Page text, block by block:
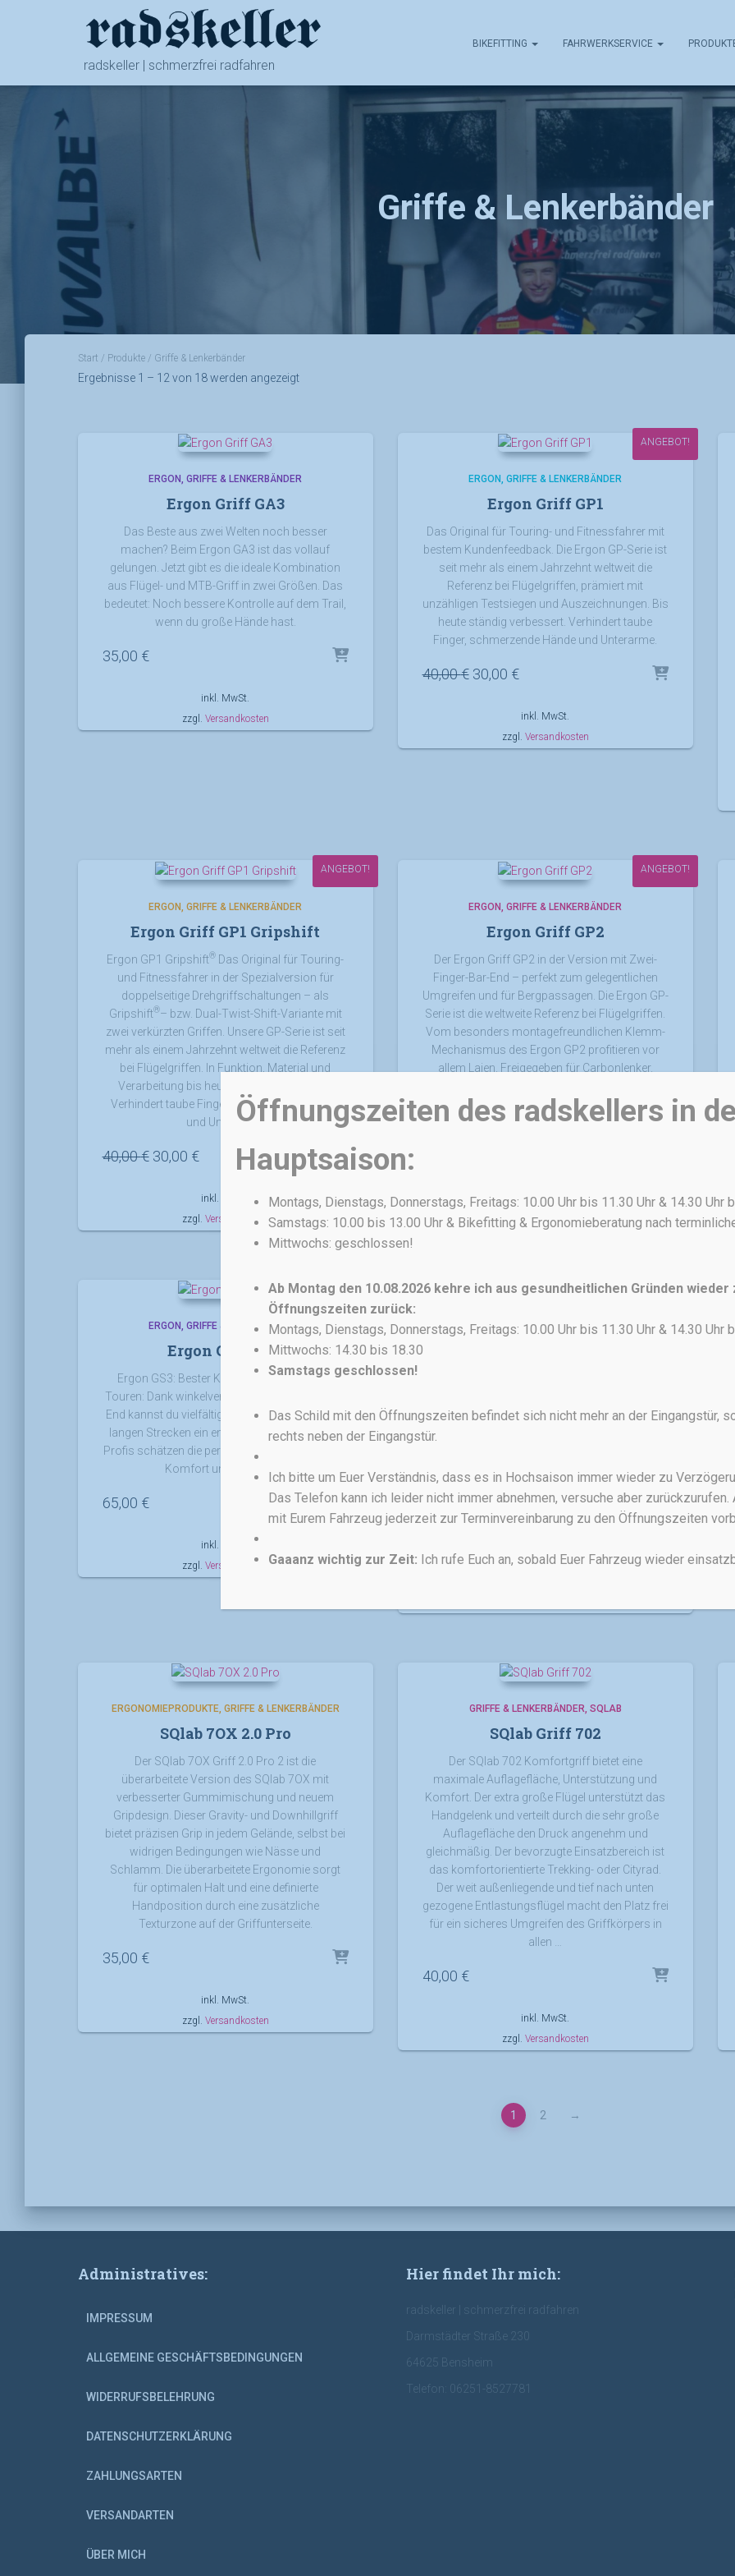
radskeller | schmerzfrei radfahren
BIKEFITTING FAHRWERKSERVICE
Griffe & Lenkerbänder
Start / Produkte/ Griffe & Lenkerbänder
Ergebnisse 1 – 12 von 18 werden angezeigt
ERGON GRIFFE & LENKERBÄNDER
Ergon Griff GA3
Das Beste aus zwei Welten noch besser
machen? Beim Ergon GA3 ist das vollauf
gelungen. Jetzt gibt es die ideale Kombination
aus Flügel- und MTB-Griff in zwei Größen. Das
bedeutet: Noch bessere Kontrolle auf dem Trail,
wenn du große Hände hast.
35,00 €
inkl. MwSt.
zzgl. Versandkosten
ANGEBOT!
ERGON GRIFFE & LENKERBÄNDER
Ergon Griff GP1
Das Original für Touring- und Fitnessfahrer mit
bestem Kundenfeedback. Die Ergon GP-Serie ist
seit mehr als einem Jahrzehnt weltweit die
Referenz bei Flügelgriffen, prämiert mit
unzähligen Testsiegen und Auszeichnungen. Bis
heute ständig verbessert. Verhindert taube
Finger, schmerzende Hände und Unterarme.
40,00€ Ursprünglicher
30,00 €Aktueller
ist:
30,00 €.
inkl. MwSt.
zzgl. Versandkosten
ANGEBOT!
ERGON GRIFFE & LENKERBÄNDER
Ergon Griff GP1 Gripshift
Ergon GP1 Gripshift® Das Original für Touring-
und Fitnessfahrer in der Spezialversion für
doppelseitige Drehgriffschaltungen – als
Gripshift®– bzw. Dual-Twist-Shift-Variante mit
zwei verkürzten Griffen. Unsere GP-Serie ist seit
mehr als einem Jahrzehnt weltweit die Referenz
bei Flügelgriffen. In Funktion, Material und
Verarbeitung bis heute ständig verbessert.
Verhindert taube Finger, schmerzende Hände
und Unterarme.
40,00€ Ursprünglicher
30,00 €Aktueller
ist:
30,00 €.
inkl. MwSt.
zzgl. Versandkosten
ANGEBOT!
ERGON GRIFFE & LENKERBÄNDER
Ergon Griff GP2
Der Ergon Griff GP2 in der Version mit Zwei-
Finger-Bar-End – perfekt zum gelegentlichen
Umgreifen und für Bergpassagen. Die Ergon GP-
Serie ist die weltweite Referenz bei Flügelgriffen.
Vom besonders montagefreundlichen Klemm-
Mechanismus des Ergon GP2 profitieren vor
allem Laien. Freigegeben für Carbonlenker.
50,00 €Ursprünglicher
Preis
40,00 €Aktueller
Preis
ERGON GRIFFE & LENKERBÄNDER
Ergon Griff GS3
Ergon GS3: Bester Komfort auf Marathon-
Touren: Dank winkelverstellbarem 3-Finger-Bar-
End kannst du vielfältig umgreifen – gerade auf
langen Strecken ein enormes Plus. Auch Top-
Profis schätzen die perfekten Balance zwischen
Komfort und Leichtbau.
65,00 €
inkl. MwSt.
zzgl. Versandkosten
ERGONOMIEPRODUKTE GRIFFE & LENKERBÄNDER
gerecht wird. So sind die SQlab Griffe 7½ nicht
nur in der Länge, sondern auch im Umfang an
sie perfekt in jede kleine Hand und bieten so die
optimale Kontrolle und Sicherheit. …
ERGONOMIEPRODUKTE GRIFFE & LENKERBÄNDER
SQlab 7OX 2.0 Pro
Der SQlab 7OX Griff 2.0 Pro 2 ist die
überarbeitete Version des SQlab 7OX mit
verbesserter Gummimischung und neuem
Gripdesign. Dieser Gravity- und Downhillgriff
bietet präzisen Grip in jedem Gelände, selbst bei
widrigen Bedingungen wie Nässe und
Schlamm. Die überarbeitete Ergonomie sorgt
für optimalen Halt und eine definierte
Handposition durch eine zusätzliche
Texturzone auf der Griffunterseite.
35,00 €
inkl. MwSt.
zzgl. Versandkosten
GRIFFE & LENKERBÄNDER SQLAB
SQlab Griff 702
Der SQlab 702 Komfortgriff bietet eine
maximale Auflagefläche, Unterstützung und
Komfort. Der extra große Flügel unterstützt das
Handgelenk und verteilt durch die sehr große
Auflagefläche den Druck angenehm und
gleichmäßig. Der bevorzugte Einsatzbereich ist
das komfortorientierte Trekking- oder Cityrad.
Der weit außenliegende und tief nach unten
gezogene Entlastungsflügel macht den Platz frei
für ein sicheres Umgreifen des Griffkörpers in
allen …
40,00 €
inkl. MwSt.
zzgl. Versandkosten
1 2 →
Administratives:
IMPRESSUM
ALLGEMEINE GESCHÄFTSBEDINGUNGEN
WIDERRUFSBELEHRUNG
DATENSCHUTZERKLÄRUNG
ZAHLUNGSARTEN
VERSANDARTEN
ÜBER MICH
Hier findet Ihr mich:
radskeller | schmerzfrei radfahren
Darmstädter Straße 230
64625 Bensheim
Telefon: 06251-8527781
Öffnungszeiten des radskellers in
Hauptsaison:
Montags, Dienstags, Donnerstags, Freitags: 10.00 Uhr bis 11.30 Uhr & 14.30 Uhr
Samstags: 10.00 bis 13.00 Uhr & Bikefitting & Ergonomieberatung nach
Mittwochs: geschlossen!
Ab Montag den 10.08.2026 kehre ich aus gesundheitlichen Gründen
Öffnungszeiten zurück:
Montags, Dienstags, Donnerstags, Freitags: 10.00 Uhr bis 11.30 Uhr & 14.30 Uhr
Mittwochs: 14.30 bis 18.30
Samstags geschlossen!
Das Schild mit den Öffnungszeiten befindet sich nicht mehr an der Eingangstür,
rechts neben der Eingangstür.
Ich bitte um Euer Verständnis, dass es in Hochsaison immer wieder zu
Das Telefon kann ich leider nicht immer abnehmen, versuche aber
mit Eurem Fahrzeug jederzeit zur Terminvereinbarung zu den Öffnungszeiten
Gaaanz wichtig zur Zeit: Ich rufe Euch an, sobald Euer Fahrzeug wieder